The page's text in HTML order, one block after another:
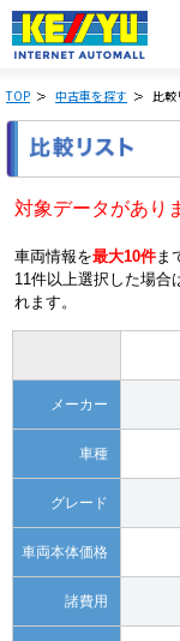
TOP 中古車を探す 比較
対象データがあり
車両情報を最大10件ま
11件以上選択した場合
れます。
メーカー
車種
グレード
車両本体価格
諸費用